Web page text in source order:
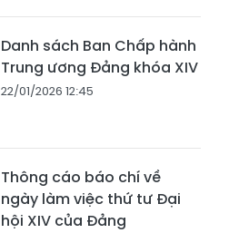
Danh sách Ban Chấp hành
Trung ương Đảng khóa XIV
22/01/2026 12:45
Thông cáo báo chí về
ngày làm việc thứ tư Đại
hội XIV của Đảng